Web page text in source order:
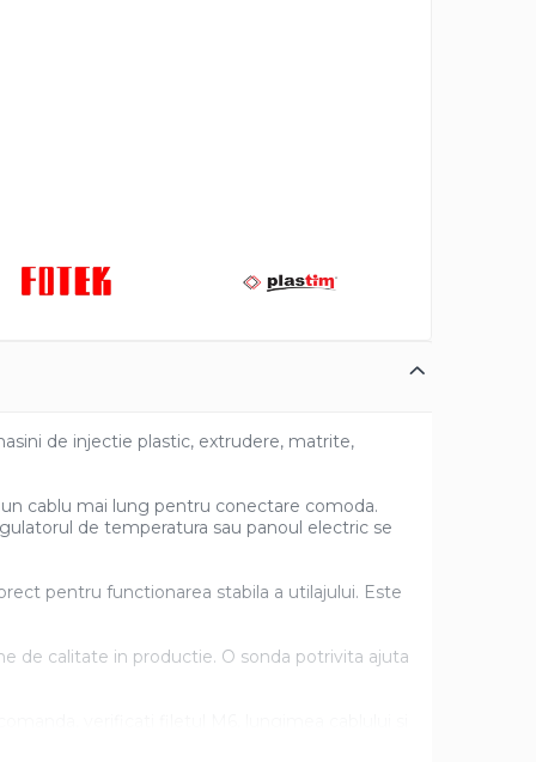
de injectie plastic, extrudere, matrite,
cablu mai lung pentru conectare comoda.
de temperatura sau panoul electric se
pentru functionarea stabila a utilajului. Este
de calitate in productie. O sonda potrivita ajuta